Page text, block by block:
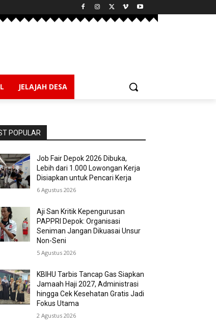
JELAJAH DESA
POPULAR
Job Fair Depok 2026 Dibuka,
Lebih dari 1.000 Lowongan Kerja
Disiapkan untuk Pencari Kerja
6 Agustus 2026
Aji San Kritik Kepengurusan
PAPPRI Depok: Organisasi
Seniman Jangan Dikuasai Unsur
Non-Seni
5 Agustus 2026
KBIHU Tarbis Tancap Gas Siapkan
Jamaah Haji 2027, Administrasi
hingga Cek Kesehatan Gratis Jadi
Fokus Utama
2 Agustus 2026